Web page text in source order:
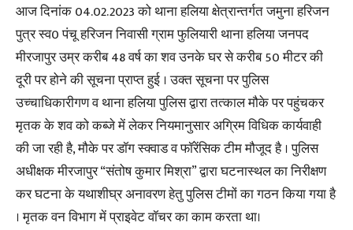
आज दिनांक 04.02.2023 को थाना हलिया क्षेत्रान्तर्गत जमुना हरिजन
पुत्र स्व0 पंचू हरिजन निवासी ग्राम फुलियारी थाना हलिया जनपद
मीरजापुर उम्र करीब 48 वर्ष का शव उनके घर से करीब 50 मीटर की
दूरी पर होने की सूचना प्राप्त हुई । उक्त सूचना पर पुलिस
उच्चाधिकारीगण व थाना हलिया पुलिस द्वारा तत्काल मौके पर पहुंचकर
मृतक के शव को कब्जे में लेकर नियमानुसार अग्रिम विधिक कार्यवाही
की जा रही है, मौके पर डॉग स्क्वाड व फॉरेंसिक टीम मौजूद है । पुलिस
अधीक्षक मीरजापुर “संतोष कुमार मिश्रा” द्वारा घटनास्थल का निरीक्षण
कर घटना के यथाशीघ्र अनावरण हेतु पुलिस टीमों का गठन किया गया है
। मृतक वन विभाग में प्राइवेट वॉचर का काम करता था।